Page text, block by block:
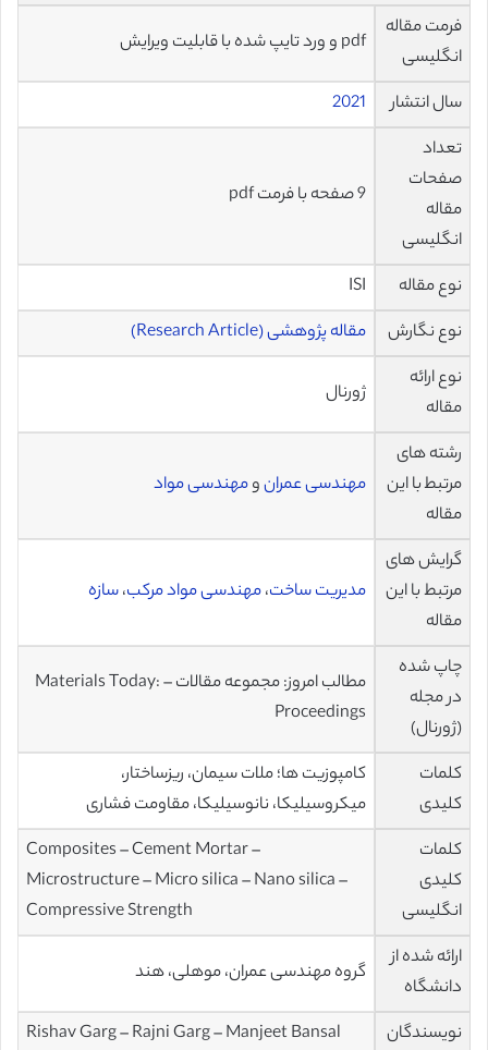
فرمت مقاله
انگلیسی
pdf و ورد تایپ شده با قابلیت ویرایش
سال انتشار
2021
تعداد
صفحات
مقاله
انگلیسی
9 صفحه با فرمت pdf
نوع مقاله
ISI
نوع نگارش
مقاله پژوهشی (Research Article)
نوع ارائه
مقاله
ژورنال
رشته های
مرتبط با این
مقاله
مهندسی عمرانومهندسی مواد
گرایش های
مرتبط با این
مقاله
مدیریت ساخت،مهندسی مواد مرکب،سازه
چاپ شده
در مجله
(ژورنال)
مطالب امروز: مجموعه مقالات – Materials Today:
Proceedings
کلمات
کلیدی
کامپوزیت ها؛ ملات سیمان، ریزساختار،
میکروسیلیکا، نانوسیلیکا، مقاومت فشاری
کلمات
کلیدی
انگلیسی
Composites – Cement Mortar –
Microstructure – Micro silica – Nano silica –
Compressive Strength
ارائه شده از
دانشگاه
گروه مهندسی عمران، موهلی، هند
نویسندگان
Rishav Garg – Rajni Garg – Manjeet Bansal